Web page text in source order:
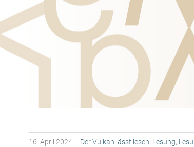
16. April 2024 Der Vulkan lässt lesen, Lesung,